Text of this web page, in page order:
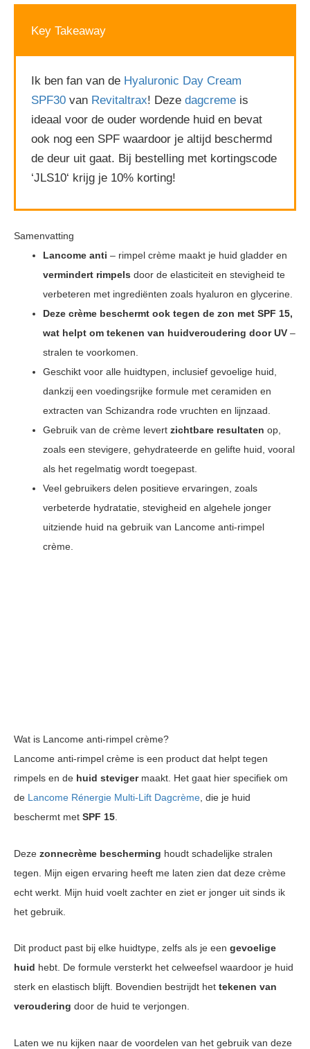
Key Takeaway
Ik ben fan van de Hyaluronic Day Cream
SPF30 van Revitaltrax! Deze dagcreme is
ideaal voor de ouder wordende huid en bevat
ook nog een SPF waardoor je altijd beschermd
de deur uit gaat. Bij bestelling met kortingscode
‘JLS10‘ krijg je 10% korting!
Samenvatting
Lancome anti – rimpel crème maakt je huid gladder en
vermindert rimpels door de elasticiteit en stevigheid te
verbeteren met ingrediënten zoals hyaluron en glycerine.
Deze crème beschermt ook tegen de zon met SPF 15,
wat helpt om tekenen van huidveroudering door UV –
stralen te voorkomen.
Geschikt voor alle huidtypen, inclusief gevoelige huid,
dankzij een voedingsrijke formule met ceramiden en
extracten van Schizandra rode vruchten en lijnzaad.
Gebruik van de crème levert zichtbare resultaten op,
zoals een stevigere, gehydrateerde en gelifte huid, vooral
als het regelmatig wordt toegepast.
Veel gebruikers delen positieve ervaringen, zoals
verbeterde hydratatie, stevigheid en algehele jonger
uitziende huid na gebruik van Lancome anti-rimpel
crème.
Wat is Lancome anti-rimpel crème?
Lancome anti-rimpel crème is een product dat helpt tegen
rimpels en de huid stevigermaakt. Het gaat hier specifiek om
de Lancome Rénergie Multi-Lift Dagcrème, die je huid
beschermt met SPF 15.
Deze zonnecrème bescherming houdt schadelijke stralen
tegen. Mijn eigen ervaring heeft me laten zien dat deze crème
echt werkt. Mijn huid voelt zachter en ziet er jonger uit sinds ik
het gebruik.
Dit product past bij elke huidtype, zelfs als je een gevoelige
huid hebt. De formule versterkt het celweefsel waardoor je huid
sterk en elastisch blijft. Bovendien bestrijdt het tekenen van
veroudering door de huid te verjongen.
Laten we nu kijken naar de voordelen van het gebruik van deze